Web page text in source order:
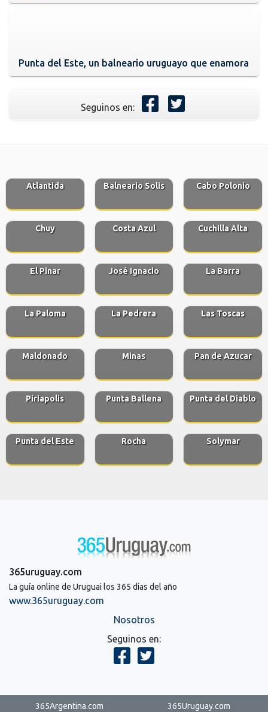
Punta del Este, un balneario uruguayo que enamora
Seguinos en:
Atlantida Balneario Solis Cabo Polonio
Chuy Costa Azul Cuchilla Alta
El Pinar José Ignacio La Barra
La Paloma La Pedrera Las Toscas
Maldonado Minas Pan de Azucar
Piriapolis Punta Ballena Punta del Diablo
Punta del Este Rocha Solymar
365uruguay.com
La guía online de Uruguai los 365 días del año
www.365uruguay.com
Nosotros
Seguinos en:
365Argentina.com 365Uruguay.com